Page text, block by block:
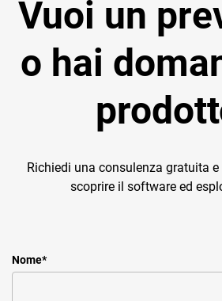
Vuoi un
o hai
Richiedi una consulenza gratuita
scoprire il software ed
Nome*